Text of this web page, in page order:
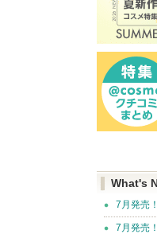
What's
7月発売
7月発売